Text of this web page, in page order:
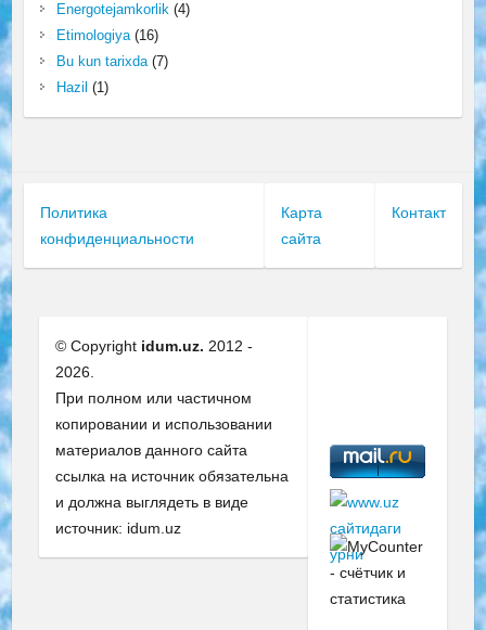
Energotejamkorlik(4)
Etimologiya(16)
Bu kun tarixda(7)
Hazil (1)
Политика
конфиденциальности
Карта
сайта
Контакт
© Copyright idum.uz. 2012 -
2026.
При полном или частичном
копировании и использовании
материалов данного сайта
ссылка на источник обязательна
и должна выглядеть в виде
источник: idum.uz